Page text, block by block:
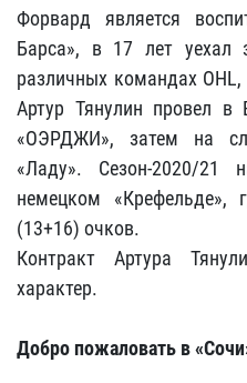
Форвард является
Барса», в 17 лет уехал
различных командах
Артур Тянулин провел
«ОЭРДЖИ», затем на
«Ладу». Сезон-2020/21
немецком
(13+16) очков.
Контракт Артура
характер.
Добро пожаловать в